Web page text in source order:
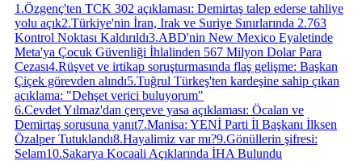
1 .Özgenç'ten TCK 302 açıklaması: Demirtaş talep ederse tahliye
yolu açık2.Türkiye'nin İran, Irak ve Suriye Sınırlarında 2.763
Kontrol Noktası Kaldırıldı3.ABD'nin New Mexico Eyaletinde
Meta'ya Çocuk Güvenliği İhlalinden 567 Milyon Dolar Para
Cezası4.Rüşvet ve irtikap soruşturmasında flaş gelişme: Başkan
Çiçek görevden alındı5.Tuğrul Türkeş'ten kardeşine sahip çıkan
açıklama: "Dehşet verici buluyorum"
6.Cevdet Yılmaz'dan çerçeve yasa açıklaması: Öcalan ve
Demirtaş sorusuna yanıt7.Manisa: YENİ Parti İl Başkanı İlksen
Özalper Tutuklandı8.Hayalimiz var mı?9.Gönüllerin şifresi:
Selam10.Sakarya Kocaali Açıklarında İHA Bulundu